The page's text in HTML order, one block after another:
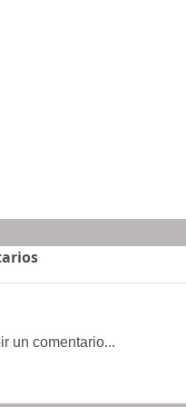
a 40 mipymes
un comentario...